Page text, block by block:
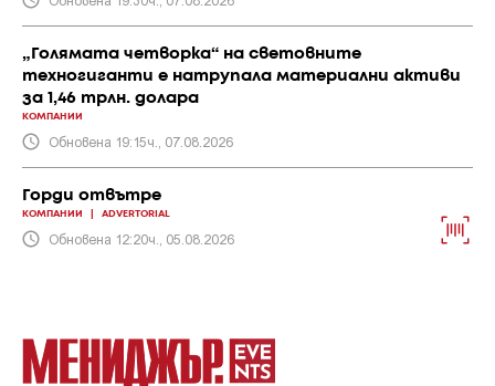
„Голямата четворка“ на световните
техногиганти е натрупала материални активи
за 1,46 трлн. долара
КОМПАНИИ
Обновена 19:15ч., 07.08.2026
Горди отвътре
КОМПАНИИ ADVERTORIAL
Обновена 12:20ч., 05.08.2026